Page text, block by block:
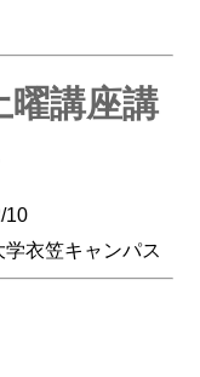
曜講座講
10
衣笠キャンパス